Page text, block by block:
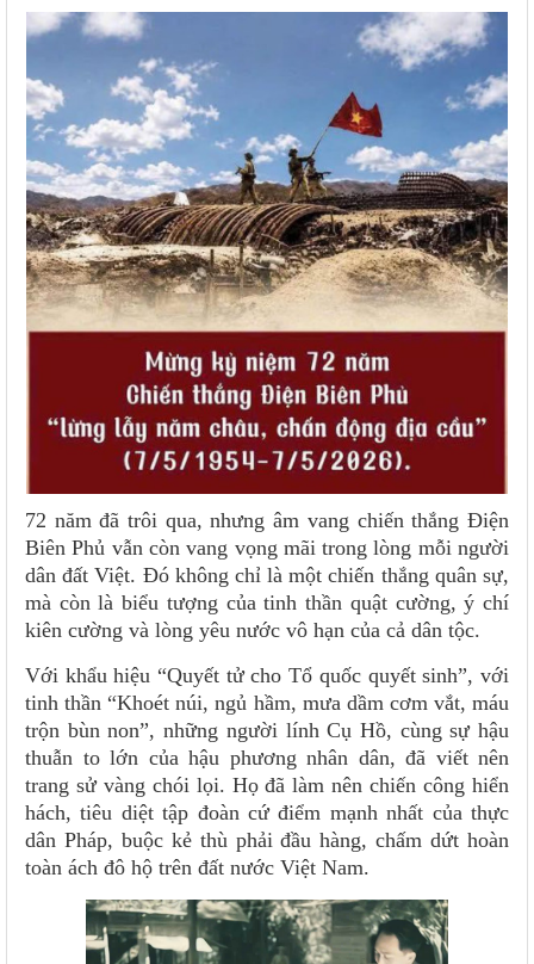
72 năm đã trôi qua, nhưng âm vang chiến thắng Điện
Biên Phủ vẫn còn vang vọng mãi trong lòng mỗi người
dân đất Việt. Đó không chỉ là một chiến thắng quân sự,
mà còn là biểu tượng của tinh thần quật cường, ý chí
kiên cường và lòng yêu nước vô hạn của cả dân tộc.
Với khẩu hiệu “Quyết tử cho Tổ quốc quyết sinh”, với
tinh thần “Khoét núi, ngủ hầm, mưa dầm cơm vắt, máu
trộn bùn non”, những người lính Cụ Hồ, cùng sự hậu
thuẫn to lớn của hậu phương nhân dân, đã viết nên
trang sử vàng chói lọi. Họ đã làm nên chiến công hiển
hách, tiêu diệt tập đoàn cứ điểm mạnh nhất của thực
dân Pháp, buộc kẻ thù phải đầu hàng, chấm dứt hoàn
toàn ách đô hộ trên đất nước Việt Nam.